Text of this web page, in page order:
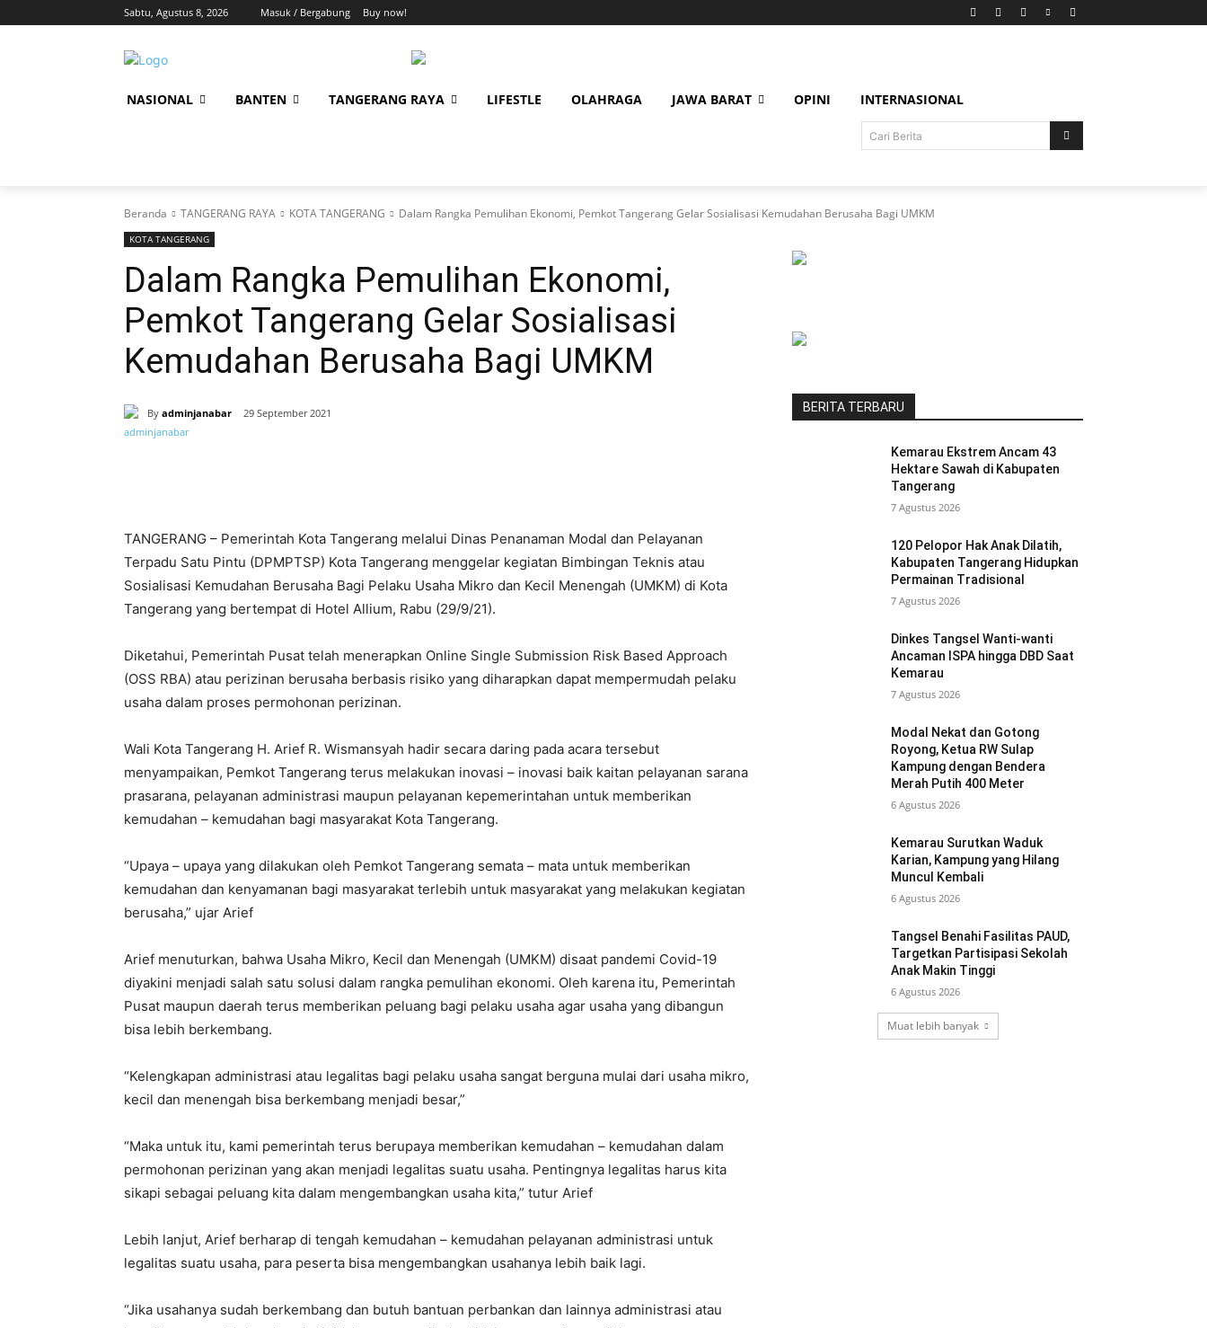
Sabtu, Agustus 8, 2026 Masuk / Bergabung Buy now!
NASIONAL BANTEN TANGERANG RAYA LIFESTLE OLAHRAGA JAWA BARAT OPINI INTERNASIONAL
Cari Berita
Beranda TANGERANG RAYA KOTA TANGERANG Dalam Rangka Pemulihan Ekonomi, Pemkot Tangerang Gelar Sosialisasi Kemudahan Berusaha Bagi UMKM
KOTA TANGERANG
Dalam Rangka Pemulihan Ekonomi,
Pemkot Tangerang Gelar Sosialisasi
Kemudahan Berusaha Bagi UMKM
By adminjanabar 29 September 2021
TANGERANG – Pemerintah Kota Tangerang melalui Dinas Penanaman Modal dan Pelayanan
Terpadu Satu Pintu (DPMPTSP) Kota Tangerang menggelar kegiatan Bimbingan Teknis atau
Sosialisasi Kemudahan Berusaha Bagi Pelaku Usaha Mikro dan Kecil Menengah (UMKM) di Kota
Tangerang yang bertempat di Hotel Allium, Rabu (29/9/21).
Diketahui, Pemerintah Pusat telah menerapkan Online Single Submission Risk Based Approach
(OSS RBA) atau perizinan berusaha berbasis risiko yang diharapkan dapat mempermudah pelaku
usaha dalam proses permohonan perizinan.
Wali Kota Tangerang H. Arief R. Wismansyah hadir secara daring pada acara tersebut
menyampaikan, Pemkot Tangerang terus melakukan inovasi – inovasi baik kaitan pelayanan sarana
prasarana, pelayanan administrasi maupun pelayanan kepemerintahan untuk memberikan
kemudahan – kemudahan bagi masyarakat Kota Tangerang.
“Upaya – upaya yang dilakukan oleh Pemkot Tangerang semata – mata untuk memberikan
kemudahan dan kenyamanan bagi masyarakat terlebih untuk masyarakat yang melakukan kegiatan
berusaha,” ujar Arief
Arief menuturkan, bahwa Usaha Mikro, Kecil dan Menengah (UMKM) disaat pandemi Covid-19
diyakini menjadi salah satu solusi dalam rangka pemulihan ekonomi. Oleh karena itu, Pemerintah
Pusat maupun daerah terus memberikan peluang bagi pelaku usaha agar usaha yang dibangun
bisa lebih berkembang.
“Kelengkapan administrasi atau legalitas bagi pelaku usaha sangat berguna mulai dari usaha mikro,
kecil dan menengah bisa berkembang menjadi besar,”
“Maka untuk itu, kami pemerintah terus berupaya memberikan kemudahan – kemudahan dalam
permohonan perizinan yang akan menjadi legalitas suatu usaha. Pentingnya legalitas harus kita
sikapi sebagai peluang kita dalam mengembangkan usaha kita,” tutur Arief
Lebih lanjut, Arief berharap di tengah kemudahan – kemudahan pelayanan administrasi untuk
legalitas suatu usaha, para peserta bisa mengembangkan usahanya lebih baik lagi.
“Jika usahanya sudah berkembang dan butuh bantuan perbankan dan lainnya administrasi atau
BERITA TERBARU
Kemarau Ekstrem Ancam 43
Hektare Sawah di Kabupaten
Tangerang
7 Agustus 2026
120 Pelopor Hak Anak Dilatih,
Kabupaten Tangerang Hidupkan
Permainan Tradisional
7 Agustus 2026
Dinkes Tangsel Wanti-wanti
Ancaman ISPA hingga DBD Saat
Kemarau
7 Agustus 2026
Modal Nekat dan Gotong
Royong, Ketua RW Sulap
Kampung dengan Bendera
Merah Putih 400 Meter
6 Agustus 2026
Kemarau Surutkan Waduk
Karian, Kampung yang Hilang
Muncul Kembali
6 Agustus 2026
Tangsel Benahi Fasilitas PAUD,
Targetkan Partisipasi Sekolah
Anak Makin Tinggi
6 Agustus 2026
Muat lebih banyak